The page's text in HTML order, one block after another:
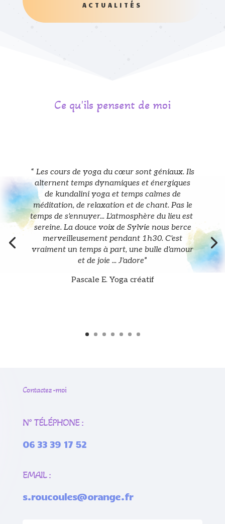
ACTUALITÉS
Ce qu'ils pensent de moi
“ Les cours de yoga du cœur sont géniaux. Ils
alternent temps dynamiques et énergiques
de kundalini yoga et temps calmes de
méditation, de relaxation et de chant. Pas le
temps de s'ennuyer... L'atmosphère du lieu est
sereine. La douce voix de Sylvie nous berce
merveilleusement pendant 1h30. C'est
vraiment un temps à part, une bulle d'amour
et de joie ... J'adore”
Pascale E. Yoga créatif
Contactez -moi
N° TÉLÉPHONE :
06 33 39 17 52
EMAIL :
s.roucoules@orange.fr